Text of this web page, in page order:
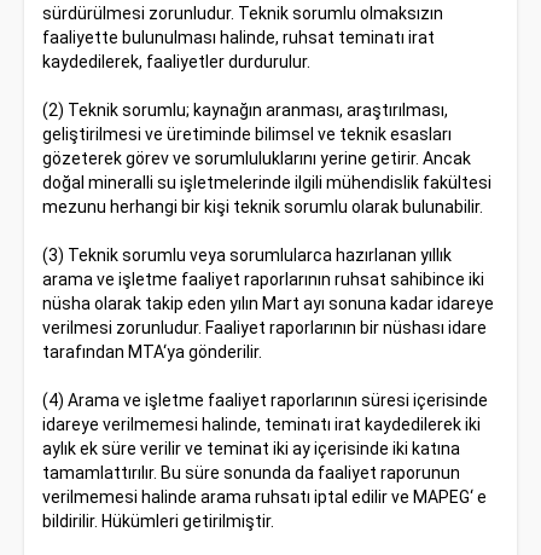
sürdürülmesi zorunludur. Teknik sorumlu olmaksızın
faaliyette bulunulması halinde, ruhsat teminatı irat
kaydedilerek, faaliyetler durdurulur.
(2) Teknik sorumlu; kaynağın aranması, araştırılması,
geliştirilmesi ve üretiminde bilimsel ve teknik esasları
gözeterek görev ve sorumluluklarını yerine getirir. Ancak
doğal mineralli su işletmelerinde ilgili mühendislik fakültesi
mezunu herhangi bir kişi teknik sorumlu olarak bulunabilir.
(3) Teknik sorumlu veya sorumlularca hazırlanan yıllık
arama ve işletme faaliyet raporlarının ruhsat sahibince iki
nüsha olarak takip eden yılın Mart ayı sonuna kadar idareye
verilmesi zorunludur. Faaliyet raporlarının bir nüshası idare
tarafından MTA‘ya gönderilir.
(4) Arama ve işletme faaliyet raporlarının süresi içerisinde
idareye verilmemesi halinde, teminatı irat kaydedilerek iki
aylık ek süre verilir ve teminat iki ay içerisinde iki katına
tamamlattırılır. Bu süre sonunda da faaliyet raporunun
verilmemesi halinde arama ruhsatı iptal edilir ve MAPEG‘ e
bildirilir. Hükümleri getirilmiştir.